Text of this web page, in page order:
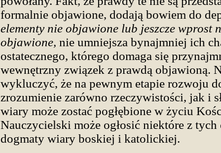
formalnie objawione, dodają bowiem do
elementy nie objawione lub jeszcze wprost
objawione, nie umniejsza bynajmniej ich
ostatecznego, którego domaga się
wewnętrzny związek z prawdą objawioną.
wykluczyć, że na pewnym etapie rozwoju
zrozumienie zarówno rzeczywistości, jak i
wiary może zostać pogłębione w życiu
Nauczycielski może ogłosić niektóre z
dogmaty wiary boskiej i katolickiej.